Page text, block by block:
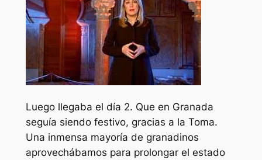
Luego llegaba el día 2. Que en Granada
seguía siendo festivo, gracias a la Toma.
Una inmensa mayoría de granadinos
aprovechábamos para prolongar el estado